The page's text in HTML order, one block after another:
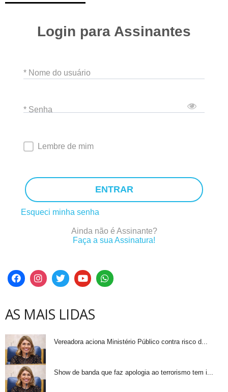
Login para Assinantes
* Nome do usuário
* Senha
Lembre de mim
ENTRAR
Esqueci minha senha
Ainda não é Assinante?
Faça a sua Assinatura!
AS MAIS LIDAS
Vereadora aciona Ministério Público contra risco d...
Show de banda que faz apologia ao terrorismo tem i...